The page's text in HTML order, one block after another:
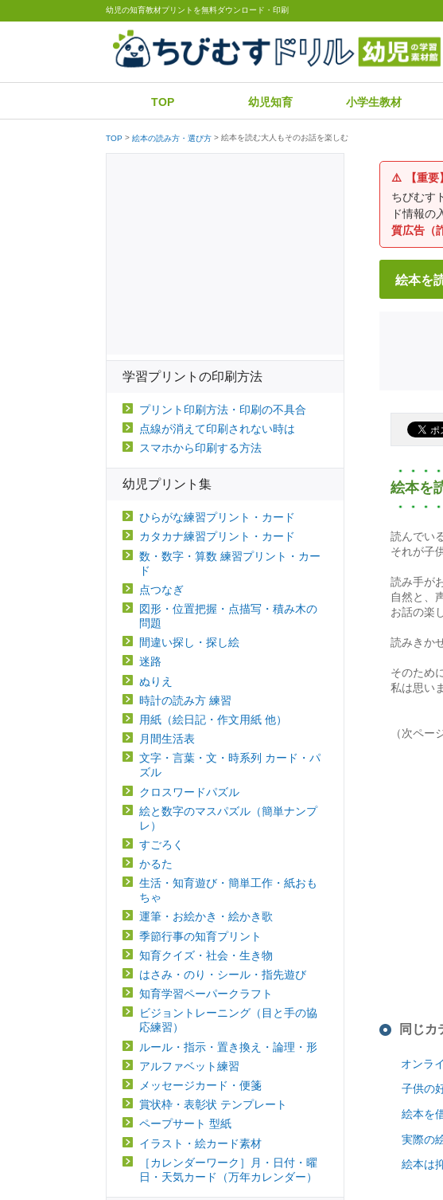
幼児の知育教材プリントを無料ダウンロード・印刷
TOP 幼児知育 小学生教材
TOP 絵本の読み方・選び方 絵本を読む大人もそのお話を楽しむ
⚠️
【重
ちびむす
ド情報の
質広告（
絵本を
絵本を
読んでい
それが子
読み手が
自然と、
お話の楽
読みきか
そのため
私は思い
（次ペー
同じカ
オンラ
子供の
絵本を
実際の
絵本は
学習プリントの印刷方法
プリント印刷方法・印刷の不具合
点線が消えて印刷されない時は
スマホから印刷する方法
幼児プリント集
ひらがな練習プリント・カード
カタカナ練習プリント・カード
数・数字・算数 練習プリント・カー
ド
点つなぎ
図形・位置把握・点描写・積み木の
問題
間違い探し・探し絵
迷路
ぬりえ
時計の読み方 練習
用紙（絵日記・作文用紙 他）
月間生活表
文字・言葉・文・時系列 カード・パ
ズル
クロスワードパズル
絵と数字のマスパズル（簡単ナンプ
レ）
すごろく
かるた
生活・知育遊び・簡単工作・紙おも
ちゃ
運筆・お絵かき・絵かき歌
季節行事の知育プリント
知育クイズ・社会・生き物
はさみ・のり・シール・指先遊び
知育学習ペーパークラフト
ビジョントレーニング（目と手の協
応練習）
ルール・指示・置き換え・論理・形
アルファベット練習
メッセージカード・便箋
賞状枠・表彰状 テンプレート
ペープサート 型紙
イラスト・絵カード素材
［カレンダーワーク］月・日付・曜
日・天気カード（万年カレンダー）